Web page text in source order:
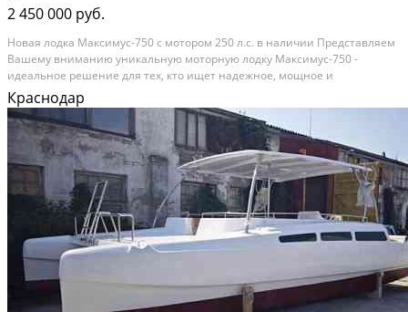
2 450 000 руб.
Новая лодка Максимус-750 с мотором 250 л.с. в наличии Представляем
Вашему вниманию уникальную моторную лодку Максимус-750 -
идеальное решение для тех, кто ищет надежное, мощное и
универсальное судно для любых водных приключений! Эта лодка,
произведенная компанией ЛодкиНово в 2025 году, сочетает...
Краснодар